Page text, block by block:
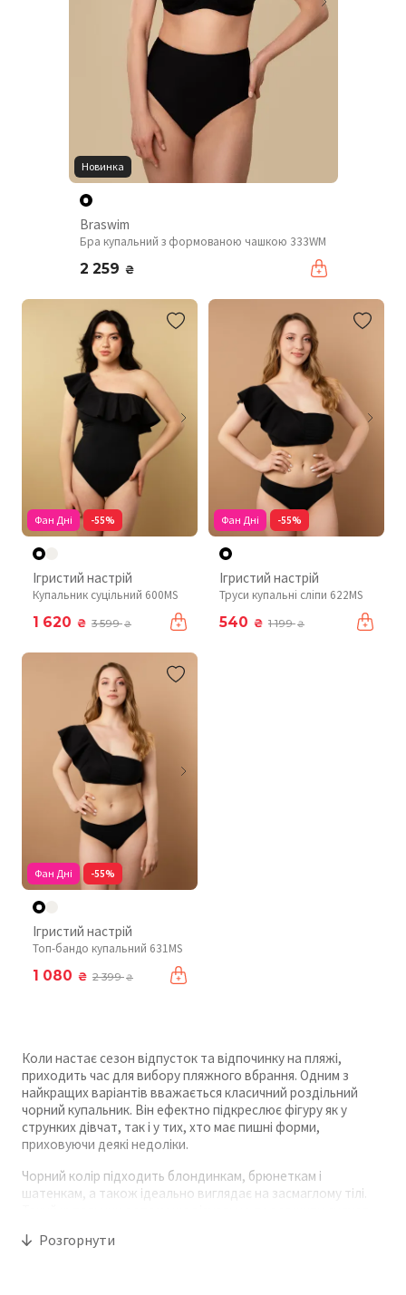
Новинка
Braswim
Бра купальний з формованою чашкою 333WM
2 259 ₴
Фан Дні -55%
Ігристий настрій
Купальник суцільний 600MS
1 620 ₴ 3 599₴
Фан Дні -55%
Ігристий настрій
Труси купальні сліпи 622MS
540 ₴ 1 199₴
Фан Дні -55%
Ігристий настрій
Топ-бандо купальний 631MS
1 080 ₴ 2 399₴
Коли настає сезон відпусток та відпочинку на пляжі,
приходить час для вибору пляжного вбрання. Одним з
найкращих варіантів вважається класичний роздільний
чорний купальник. Він ефектно підкреслює фігуру як у
струнких дівчат, так і у тих, хто має пишні форми,
приховуючи деякі недоліки.
Чорний колір підходить блондинкам, брюнеткам і
шатенкам, а також ідеально виглядає на засмаглому тілі.
Завдяки сучасним технологіям, що використовуються у
Розгорнути